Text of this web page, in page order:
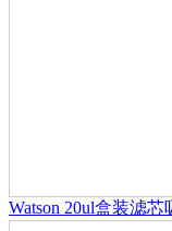
Watson 20ul盒装滤